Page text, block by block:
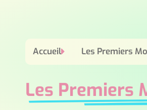
Accueil Les Premiers
Les Premiers